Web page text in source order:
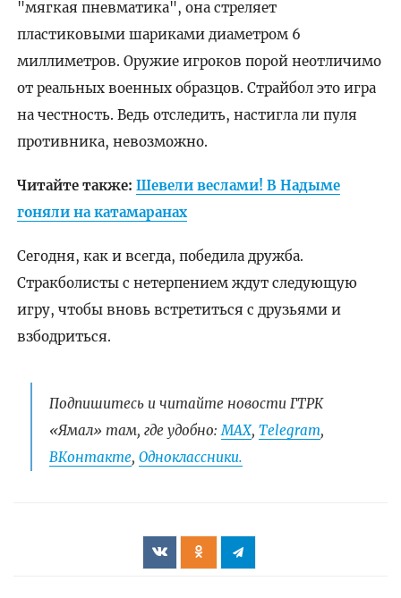
"мягкая пневматика", она стреляет
пластиковыми шариками диаметром 6
миллиметров. Оружие игроков порой неотличимо
от реальных военных образцов. Страйбол это игра
на честность. Ведь отследить, настигла ли пуля
противника, невозможно.
Читайте также: Шевели веслами! В Надыме
гоняли на катамаранах
Сегодня, как и всегда, победила дружба.
Стракболисты с нетерпением ждут следующую
игру, чтобы вновь встретиться с друзьями и
взбодриться.
Подпишитесь и читайте новости ГТРК
«Ямал» там, где удобно:МАХ, Telegram,
ВКонтакте, Одноклассники.